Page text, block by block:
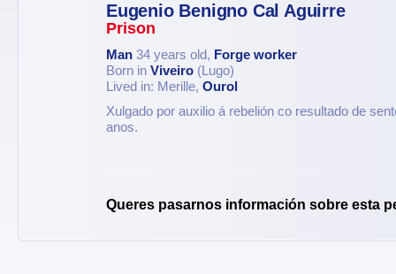
Eugenio Benigno Cal Aguirre
Prison
Man 34 years old, Forge worker
Born in Viveiro (Lugo)
Lived in: Merille, Ourol
Xulgado por auxilio á rebelión co resultado de
anos.
Queres pasarnos información sobre esta